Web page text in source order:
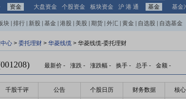
资金 大盘资金 个股资金 板块资金 沪 港 通 基金 基金
块 排行 新股 基金 港股 美股 期货 外汇 黄金 自选股 自选基金
心 > 委托理财 > 华菱线缆 > 华菱线缆-委托理财
最新价 - 涨跌 - 涨跌幅 - 换手 - 总手 - 金额 -
千股千评 公告 个股日历 财务数据 核